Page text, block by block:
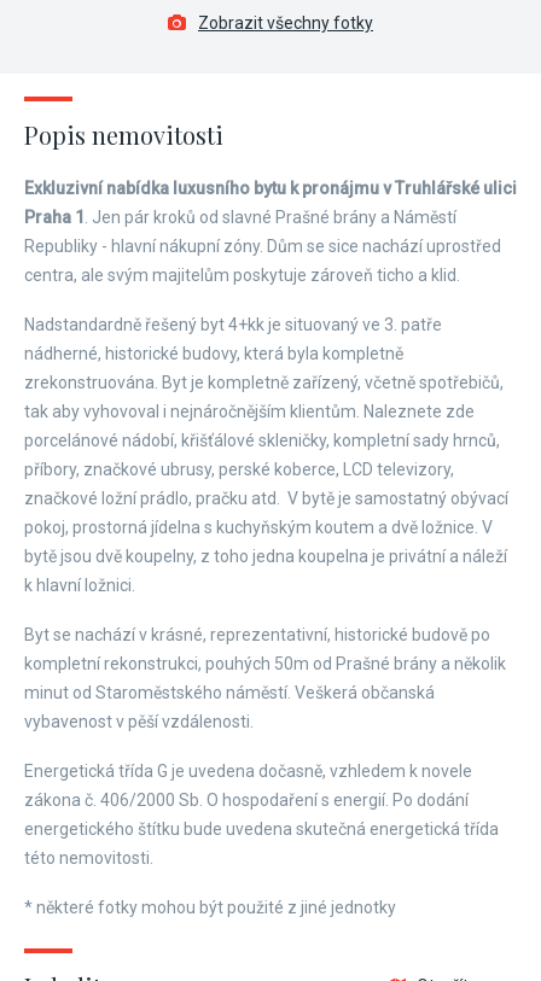
Zobrazit všechny fotky
Popis nemovitosti
Exkluzivní nabídka luxusního bytu k pronájmu v Truhlářské ulici
Praha 1
. Jen pár kroků od slavné Prašné brány a Náměstí
Republiky - hlavní nákupní zóny. Dům se sice nachází uprostřed
centra, ale svým majitelům poskytuje zároveň ticho a klid.
Nadstandardně řešený byt 4+kk je situovaný ve 3. patře
nádherné, historické budovy, která byla kompletně
zrekonstruována. Byt je kompletně zařízený, včetně spotřebičů,
tak aby vyhovoval i nejnáročnějším klientům. Naleznete zde
porcelánové nádobí, křišťálové skleničky, kompletní sady hrnců,
příbory, značkové ubrusy, perské koberce, LCD televizory,
značkové ložní prádlo, pračku atd. V bytě je samostatný obývací
pokoj, prostorná jídelna s kuchyňským koutem a dvě ložnice. V
bytě jsou dvě koupelny, z toho jedna koupelna je privátní a náleží
k hlavní ložnici.
Byt se nachází v krásné, reprezentativní, historické budově po
kompletní rekonstrukci, pouhých 50m od Prašné brány a několik
minut od Staroměstského náměstí. Veškerá občanská
vybavenost v pěší vzdálenosti.
Energetická třída G je uvedena dočasně, vzhledem k novele
zákona č. 406/2000 Sb. O hospodaření s energií. Po dodání
energetického štítku bude uvedena skutečná energetická třída
této nemovitosti.
* některé fotky mohou být použité z jiné jednotky